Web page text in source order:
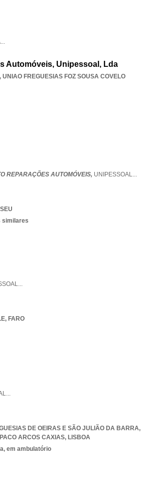
...
Automóveis, Unipessoal, Lda
, UNIAO FREGUESIAS FOZ SOUSA COVELO
REPARAÇÕES AUTOMÓVEIS, UNIPESSOAL...
similares
...
, FARO
...
DE OEIRAS E SÃO JULIÃO DA BARRA,
ARCOS CAXIAS, LISBOA
em ambulatório